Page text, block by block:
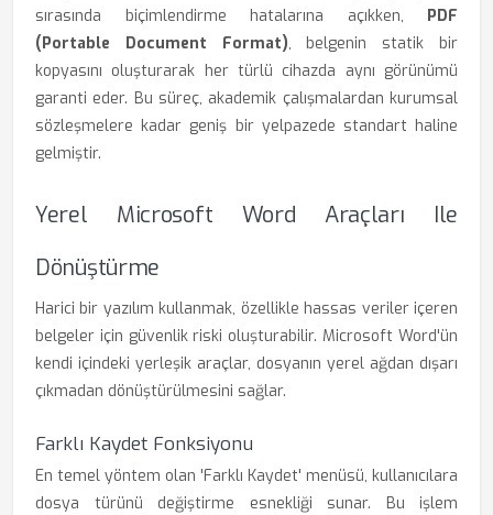
sırasında biçimlendirme hatalarına açıkken, PDF
(Portable Document Format), belgenin statik bir
kopyasını oluşturarak her türlü cihazda aynı görünümü
garanti eder. Bu süreç, akademik çalışmalardan kurumsal
sözleşmelere kadar geniş bir yelpazede standart haline
gelmiştir.
Yerel Microsoft Word Araçları Ile
Dönüştürme
Harici bir yazılım kullanmak, özellikle hassas veriler içeren
belgeler için güvenlik riski oluşturabilir. Microsoft Word'ün
kendi içindeki yerleşik araçlar, dosyanın yerel ağdan dışarı
çıkmadan dönüştürülmesini sağlar.
Farklı Kaydet Fonksiyonu
En temel yöntem olan 'Farklı Kaydet' menüsü, kullanıcılara
dosya türünü değiştirme esnekliği sunar. Bu işlem